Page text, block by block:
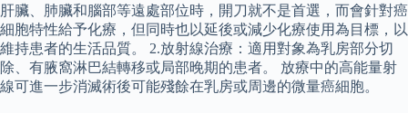
肝臟、肺臟和腦部等遠處部位時，開刀就不是首選，而會針對癌
細胞特性給予化療，但同時也以延後或減少化療使用為目標，以
維持患者的生活品質。 2.放射線治療：適用對象為乳房部分切
除、有腋窩淋巴結轉移或局部晚期的患者。 放療中的高能量射
線可進一步消滅術後可能殘餘在乳房或周邊的微量癌細胞。